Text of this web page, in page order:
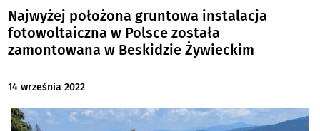
Najwyżej położona gruntowa instalacja
fotowoltaiczna w Polsce została
zamontowana w Beskidzie Żywieckim
14 września 2022